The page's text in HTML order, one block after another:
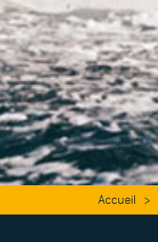
Accueil >